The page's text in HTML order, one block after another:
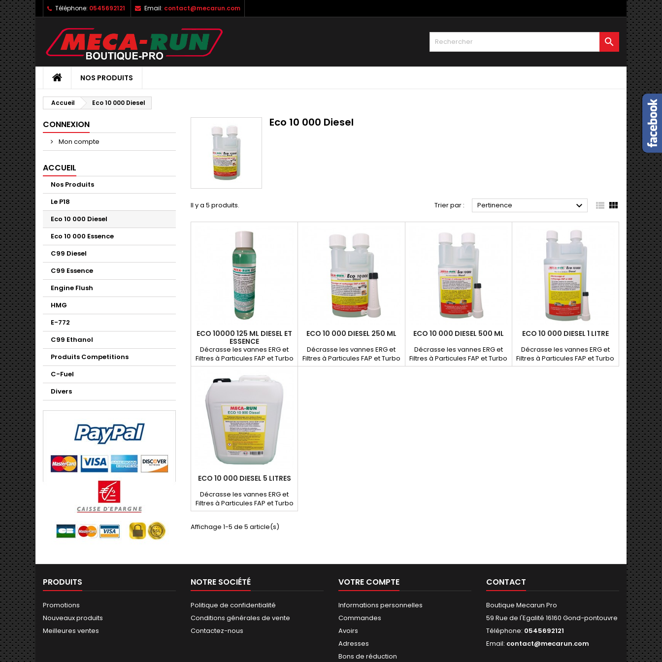
Téléphone: 0545692121 Email: contact@mecarun.com

NOS PRODUITS
Accueil Eco 10 000 Diesel
CONNEXION
Mon compte
ACCUEIL
Nos Produits
Le P18
Eco 10 000 Diesel
Eco 10 000 Essence
C99 Diesel
C99 Essence
Engine Flush
HMG
E-772
C99 Ethanol
Produits Competitions
C-Fuel
Divers
Eco 10 000 Diesel
Il y a 5 produits. Trier par : Pertinence   
ECO 10000 125 ML DIESEL ET
ESSENCE
Décrasse les vannes ERG et
Filtres à Particules FAP et Turbo
, réduit la pollution avant le
contrôle technique. Nettoie les
injecteurs et pompes à
ECO 10 000 DIESEL 250 ML
Décrasse les vannes ERG et
Filtres à Particules FAP et Turbo
, réduit la pollution avant le
ECO 10 000 DIESEL 500 ML
Décrasse les vannes ERG et
Filtres à Particules FAP et Turbo
, réduit la pollution avant le
ECO 10 000 DIESEL 1 LITRE
Décrasse les vannes ERG et
Filtres à Particules FAP et Turbo
, réduit la pollution avant le
ECO 10 000 DIESEL 5 LITRES
Décrasse les vannes ERG et
Filtres à Particules FAP et Turbo
, réduit la pollution avant le
injecteurs et pompes à
Affichage 1-5 de 5 article(s)
PRODUITS
Promotions
Nouveaux produits
Meilleures ventes
NOTRE SOCIÉTÉ
Politique de confidentialité
Conditions générales de vente
Contactez-nous
VOTRE COMPTE
Informations personnelles
Commandes
Avoirs
Adresses
Bons de réduction
CONTACT
Boutique Mecarun Pro
59 Rue de l'Egalité 16160 Gond-pontouvre
Téléphone: 0545692121
Email: contact@mecarun.com